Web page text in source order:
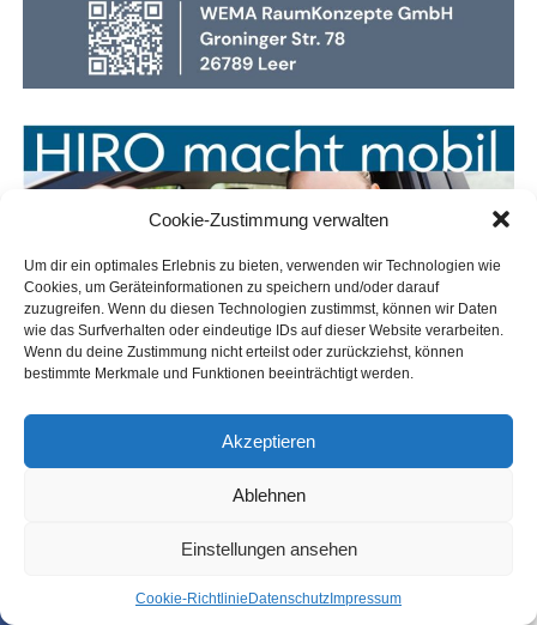
Cookie-Zustimmung verwalten
Um dir ein optimales Erlebnis zu bieten, verwenden wir Technologien wie
Cookies, um Geräteinformationen zu speichern und/oder darauf
zuzugreifen. Wenn du diesen Technologien zustimmst, können wir Daten
wie das Surfverhalten oder eindeutige IDs auf dieser Website verarbeiten.
Wenn du deine Zustimmung nicht erteilst oder zurückziehst, können
bestimmte Merkmale und Funktionen beeinträchtigt werden.
Akzeptieren
Ablehnen
Einstellungen ansehen
Coo­kie-Richt­li­nie Daten­schutz Impres­sum
SHARE TWEET